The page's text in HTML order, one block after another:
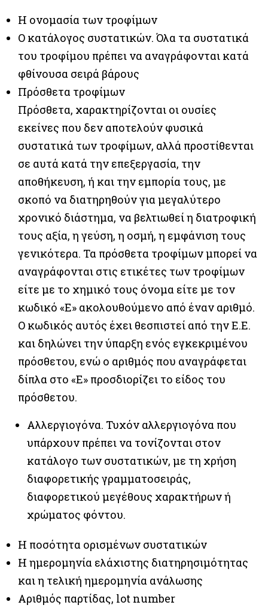
Η ονομασία των τροφίμων
Ο κατάλογος συστατικών. Όλα τα συστατικά
του τροφίμου πρέπει να αναγράφονται κατά
φθίνουσα σειρά βάρους
Πρόσθετα τροφίμων
Πρόσθετα, χαρακτηρίζονται οι ουσίες
εκείνες που δεν αποτελούν φυσικά
συστατικά των τροφίμων, αλλά προστίθενται
σε αυτά κατά την επεξεργασία, την
αποθήκευση, ή και την εμπορία τους, με
σκοπό να διατηρηθούν για μεγαλύτερο
χρονικό διάστημα, να βελτιωθεί η διατροφική
τους αξία, η γεύση, η οσμή, η εμφάνιση τους
γενικότερα. Τα πρόσθετα τροφίμων μπορεί να
αναγράφονται στις ετικέτες των τροφίμων
είτε με το χημικό τους όνομα είτε με τον
κωδικό «Ε» ακολουθούμενο από έναν αριθμό.
Ο κωδικός αυτός έχει θεσπιστεί από την Ε.Ε.
και δηλώνει την ύπαρξη ενός εγκεκριμένου
πρόσθετου, ενώ ο αριθμός που αναγράφεται
δίπλα στο «E» προσδιορίζει το είδος του
πρόσθετου.
Αλλεργιογόνα. Τυχόν αλλεργιογόνα που
υπάρχουν πρέπει να τονίζονται στον
κατάλογο των συστατικών, με τη χρήση
διαφορετικής γραμματοσειράς,
διαφορετικού μεγέθους χαρακτήρων ή
χρώματος φόντου.
Η ποσότητα ορισμένων συστατικών
Η ημερομηνία ελάχιστης διατηρησιμότητας
και η τελική ημερομηνία ανάλωσης
Αριθμός παρτίδας, lot number